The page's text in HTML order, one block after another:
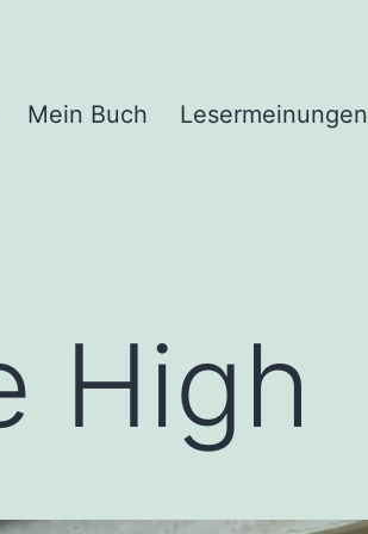
Mein Buch Lesermeinungen
High